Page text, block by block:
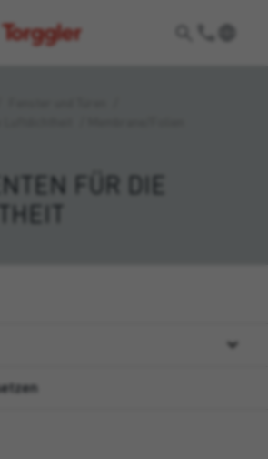
Torggler
FÜR DIE